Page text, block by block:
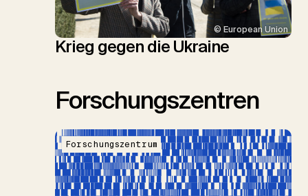
© European Union
Krieg gegen die Ukraine
Forschungszentren
Forschungszentrum